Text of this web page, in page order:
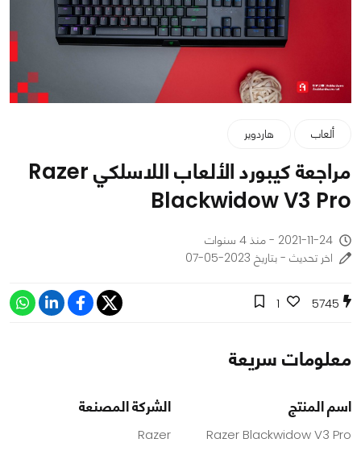
ألعاب هاردوير
مراجعة كيبورد الألعاب اللاسلكي Razer
Blackwidow V3 Pro
2021-11-24 - منذ 4 سنوات
اخر تحديث - بتاريخ 2023-05-07
5745
1
معلومات سريعة
اسم المنتج
Razer Blackwidow V3 Pro
الشركة المصنعة
Razer